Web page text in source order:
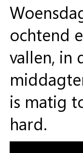
ochtend
vallen, in
is matig
hard.